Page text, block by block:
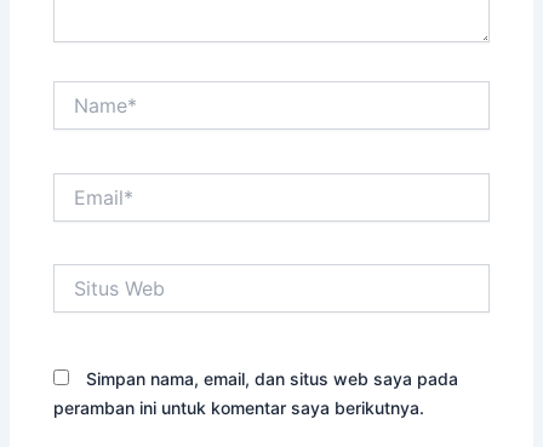
Web
Simpan nama, email, dan situs web saya pada
peramban ini untuk komentar saya berikutnya.